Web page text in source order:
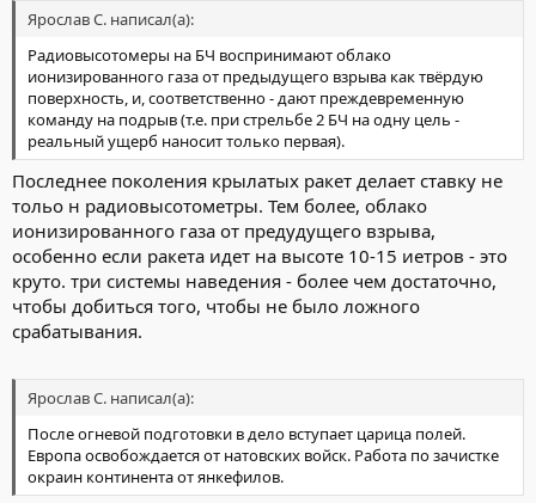
Ярослав С. написал(а):
Радиовысотомеры на БЧ воспринимают облако
ионизированного газа от предыдущего взрыва как твёрдую
поверхность, и, соответственно - дают преждевременную
команду на подрыв (т.е. при стрельбе 2 БЧ на одну цель -
реальный ущерб наносит только первая).
Последнее поколения крылатых ракет делает ставку не
тольо н радиовысотометры. Тем более, облако
ионизированного газа от предудущего взрыва,
особенно если ракета идет на высоте 10-15 иетров - это
круто. три системы наведения - более чем достаточно,
чтобы добиться того, чтобы не было ложного
срабатывания.
Ярослав С. написал(а):
После огневой подготовки в дело вступает царица полей.
Европа освобождается от натовских войск. Работа по зачистке
окраин континента от янкефилов.